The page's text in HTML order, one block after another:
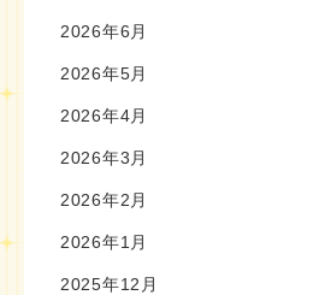
2026年6月
2026年5月
2026年4月
2026年3月
2026年2月
2026年1月
2025年12月